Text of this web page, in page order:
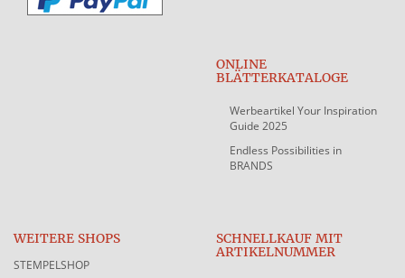
ONLINE
BLÄTTERKATALOGE
Werbeartikel Your Inspiration
Guide 2025
Endless Possibilities in
BRANDS
WEITERE SHOPS
STEMPELSHOP
SCHNELLKAUF MIT
ARTIKELNUMMER